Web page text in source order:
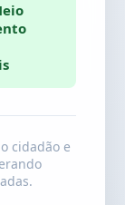
cidadão e